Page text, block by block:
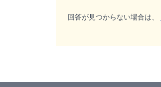
回答が見つからない場合は、